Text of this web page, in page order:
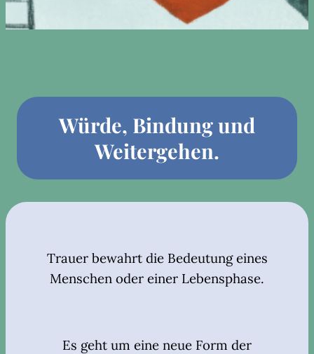
Würde, Bindung und
Weitergehen.
Trauer bewahrt die Bedeutung eines
Menschen oder einer Lebensphase.
Es geht um eine neue Form der